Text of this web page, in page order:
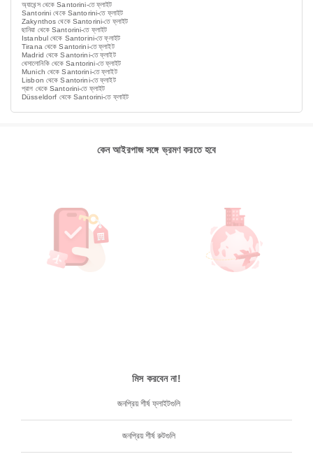
অ্যাথেন্স থেকে Santorini-তে ফ্লাইট
Santorini থেকে Santorini-তে ফ্লাইট
Zakynthos থেকে Santorini-তে ফ্লাইট
ছানিয়া থেকে Santorini-তে ফ্লাইট
Istanbul থেকে Santorini-তে ফ্লাইট
Tirana থেকে Santorini-তে ফ্লাইট
Madrid থেকে Santorini-তে ফ্লাইট
থেসালোনিকি থেকে Santorini-তে ফ্লাইট
Munich থেকে Santorini-তে ফ্লাইট
Lisbon থেকে Santorini-তে ফ্লাইট
প্রাগ থেকে Santorini-তে ফ্লাইট
Düsseldorf থেকে Santorini-তে ফ্লাইট
কেন আইরপাজ সঙ্গে ভ্রমণ করতে হবে
মিস করবেন না!
জনপ্রিয় শীর্ষ ফ্লাইটগুলি
জনপ্রিয় শীর্ষ রুটগুলি